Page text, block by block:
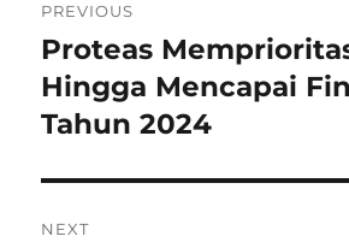
pos
PREVIOUS
Previous
post:
Proteas
Hingga Mencapai
Tahun 2024
NEXT